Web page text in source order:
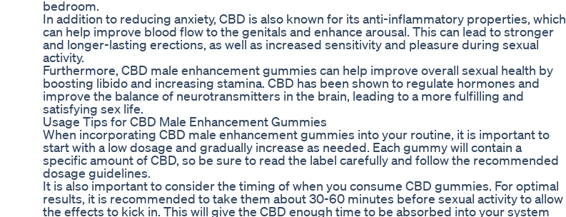
bedroom.
In addition to reducing anxiety, CBD is also known for its anti-inflammatory properties, which
can help improve blood flow to the genitals and enhance arousal. This can lead to stronger
and longer-lasting erections, as well as increased sensitivity and pleasure during sexual
activity.
Furthermore, CBD male enhancement gummies can help improve overall sexual health by
boosting libido and increasing stamina. CBD has been shown to regulate hormones and
improve the balance of neurotransmitters in the brain, leading to a more fulfilling and
satisfying sex life.
Usage Tips for CBD Male Enhancement Gummies
When incorporating CBD male enhancement gummies into your routine, it is important to
start with a low dosage and gradually increase as needed. Each gummy will contain a
specific amount of CBD, so be sure to read the label carefully and follow the recommended
dosage guidelines.
It is also important to consider the timing of when you consume CBD gummies. For optimal
results, it is recommended to take them about 30-60 minutes before sexual activity to allow
the effects to kick in. This will give the CBD enough time to be absorbed into your system